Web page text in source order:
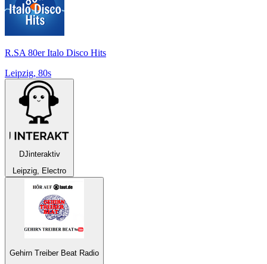
R.SA 80er Italo Disco Hits
Leipzig, 80s
DJinteraktiv
Leipzig, Electro
Gehirn Treiber Beat Radio